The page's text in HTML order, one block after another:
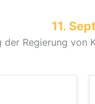
11.
Regierung von